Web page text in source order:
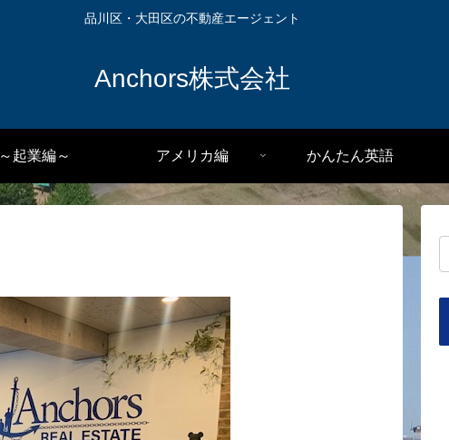
品川区・大田区の不動産エージェント
Anchors株式会社
～起業編～ アメリカ編 かんたん英語